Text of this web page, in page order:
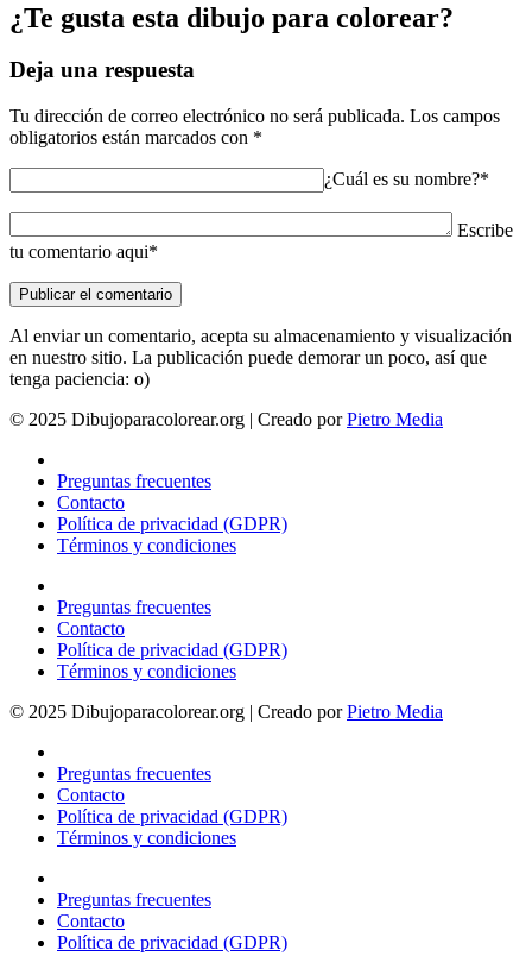
¿Te gusta esta dibujo para colorear?
Deja una respuesta
Tu dirección de correo electrónico no será publicada. Los campos
obligatorios están marcados con *
¿Cuál es su nombre?*
Escribe
tu comentario aqui*
Al enviar un comentario, acepta su almacenamiento y visualización
en nuestro sitio. La publicación puede demorar un poco, así que
tenga paciencia: o)
© 2025 Dibujoparacolorear.org | Creado porPietro Media
Preguntas frecuentes
Contacto
Política de privacidad (GDPR)
Términos y condiciones
Preguntas frecuentes
Contacto
Política de privacidad (GDPR)
Términos y condiciones
© 2025 Dibujoparacolorear.org | Creado porPietro Media
Preguntas frecuentes
Contacto
Política de privacidad (GDPR)
Términos y condiciones
Preguntas frecuentes
Contacto
Política de privacidad (GDPR)